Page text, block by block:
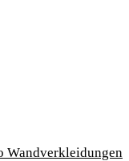
Wandverkleidungen